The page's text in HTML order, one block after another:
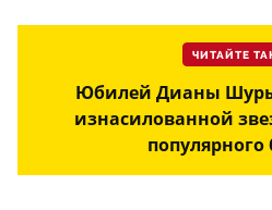
ЧИТАЙТЕ
Юбилей Дианы
изнасилованной
популярного